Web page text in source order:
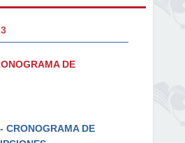
DE
CRONOGRAMA DE